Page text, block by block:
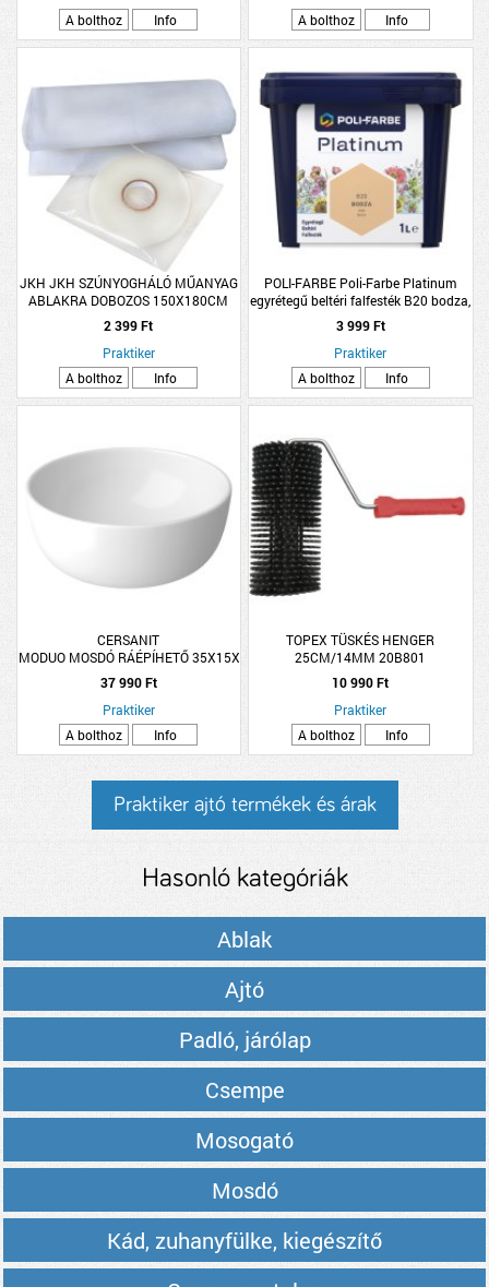
A bolthoz
Info
A bolthoz
Info
JKH JKH SZÚNYOGHÁLÓ MŰANYAG
ABLAKRA DOBOZOS 150X180CM
FEHÉR
2 399 Ft
Praktiker
A bolthoz
Info
POLI-FARBE Poli-Farbe Platinum
egyrétegű beltéri falfesték B20 bodza,
1l
3 999 Ft
Praktiker
A bolthoz
Info
CERSANIT
MODUO MOSDÓ RÁÉPÍHETŐ 35X15X35CM
37 990 Ft
Praktiker
A bolthoz
Info
TOPEX TÜSKÉS HENGER
25CM/14MM 20B801
10 990 Ft
Praktiker
A bolthoz
Info
Praktiker ajtó termékek és árak
Hasonló kategóriák
Ablak
Ajtó
Padló, járólap
Csempe
Mosogató
Mosdó
Kád, zuhanyfülke, kiegészítő